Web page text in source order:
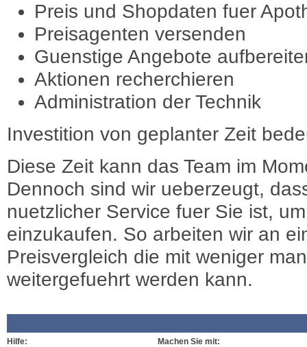
Preis und Shopdaten fuer
Preisagenten versenden
Guenstige Angebote
Aktionen recherchieren
Administration der Technik
Investition von geplanter Zeit
Diese Zeit kann das Team im
Dennoch sind wir ueberzeugt,
nuetzlicher Service fuer Sie ist,
einzukaufen. So arbeiten wir an
Preisvergleich die mit weniger
weitergefuehrt werden kann.
Hilfe: Machen Sie mit: